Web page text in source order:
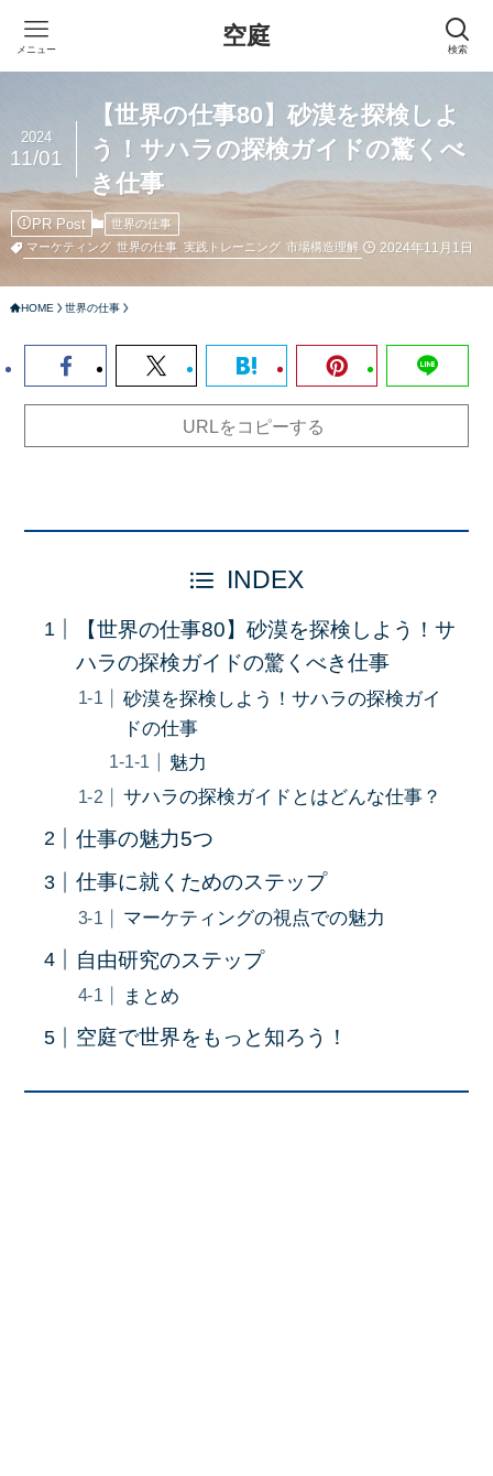
空庭 検索
メニュー
【世界の仕事80】砂漠を探検しよ
う！サハラの探検ガイドの驚くべ
き仕事
2024
11/01
PR Post
世界の仕事
マーケティング 世界の仕事 実践トレーニング 市場構造理解 2024年11月1日
HOME 世界の仕事
URLをコピーする
INDEX
【世界の仕事80】砂漠を探検しよう！サ
ハラの探検ガイドの驚くべき仕事
砂漠を探検しよう！サハラの探検ガイ
ドの仕事
魅力
サハラの探検ガイドとはどんな仕事？
仕事の魅力5つ
仕事に就くためのステップ
マーケティングの視点での魅力
自由研究のステップ
まとめ
空庭で世界をもっと知ろう！